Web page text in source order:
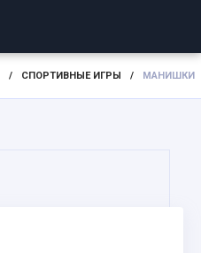
/ СПОРТИВНЫЕ ИГРЫ / МАНИШКИ